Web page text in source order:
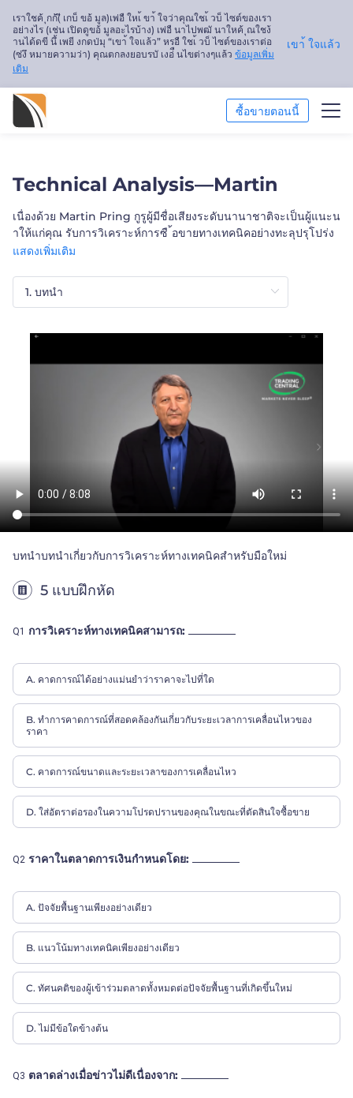
เราใชค้ ุกก้(ี เกบ็ ขอ้ มูล)เพ่อื ใหเ้ ขา้ ใจว่าคุณใชเ้ วบ็ ไซต์ของเรา
อย่างไร (เช่น เปิดดูขอ้ มูลอะไรบ้าง) เพ่อื นาไปพฒั นาใหค้ ุณใชง้
านได้ดขี นึ้ เพยี งกดป่มุ “เขา้ ใจแล้ว” หรอื ใชเ้ วบ็ ไซต์ของเราต่อ
(ซ่งึ หมายความว่า) คุณตกลงยอบรบั เงอ่ื นไขต่างๆแล้ว ข้อมูลเพิ่ม
เติม
เขา้ ใจแล้ว
ซื้อขายตอนนี้
การศึกษา
เกี่ยวกับเรา
ไทย
Technical Analysis—Martin
เนื่องด้วย Martin Pring กูรูผู้มีชื่อเสียงระดับนานาชาติจะเป็นผู้แนะน
าให้แก่คุณ รับการวิเคราะห์การซื ้อขายทางเทคนิคอย่างทะลุปรุโปร่ง
ที่จะเป็นประโยชน์แก่คุณ และเพิ่มระดับทักษะคุณไปอีกขั ้น เริ่มได้ทุก
และดสอบตัวเองได้ด้วยควิซแบบออนไลน์
แสดงเพิ่มเติม
บทนำบทนำเกี่ยวกับการวิเคราะห์ทางเทคนิคสำหรับมือใหม่
5 แบบฝึกหัด
Q1 การวิเคราะห์ทางเทคนิคสามารถ:
A. คาดการณ์ได้อย่างแม่นยำว่าราคาจะไปที่ใด
B. ทำการคาดการณ์ที่สอดคล้องกันเกี่ยวกับระยะเวลาการเคลื่อนไหวของ
ราคา
C. คาดการณ์ขนาดและระยะเวลาของการเคลื่อนไหว
D. ใส่อัตราต่อรองในความโปรดปรานของคุณในขณะที่ตัดสินใจซื้อขาย
Q2 ราคาในตลาดการเงินกำหนดโดย:
A. ปัจจัยพื้นฐานเพียงอย่างเดียว
B. แนวโน้มทางเทคนิคเพียงอย่างเดียว
C. ทัศนคติของผู้เข้าร่วมตลาดทั้งหมดต่อปัจจัยพื้นฐานที่เกิดขึ้นใหม่
D. ไม่มีข้อใดข้างต้น
Q3 ตลาดล่างเมื่อข่าวไม่ดีเนื่องจาก: